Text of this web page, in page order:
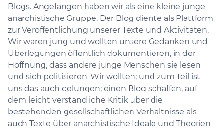
Blogs. Angefangen haben wir als eine kleine junge
anarchistische Gruppe. Der Blog diente als Plattform
zur Veröffentlichung unserer Texte und Aktivitäten.
Wir waren jung und wollten unsere Gedanken und
Überlegungen öffentlich dokumentieren, in der
Hoffnung, dass andere junge Menschen sie lesen
und sich politisieren. Wir wollten; und zum Teil ist
uns das auch gelungen; einen Blog schaffen, auf
dem leicht verständliche Kritik über die
bestehenden gesellschaftlichen Verhältnisse als
auch Texte über anarchistische Ideale und Theorien